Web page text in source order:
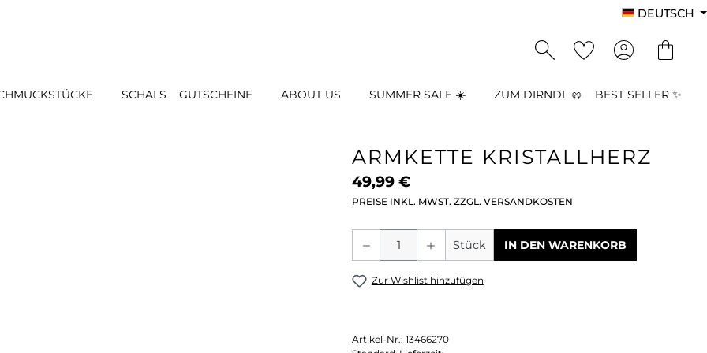
DEUTSCH
SCHALS GUTSCHEINE ABOUT US SUMMER SALE ☀️ ZUM DIRNDL 🥨 BEST SELLER ✨
ARMKETTE KRISTALLHERZ
49,99 €
PREISE INKL. MWST. ZZGL. VERSANDKOSTEN
Produkt Anzahl: Gib den
Stück IN DEN WARENKORB
Zur Wishlist hinzufügen
Artikel-Nr.: 13466270